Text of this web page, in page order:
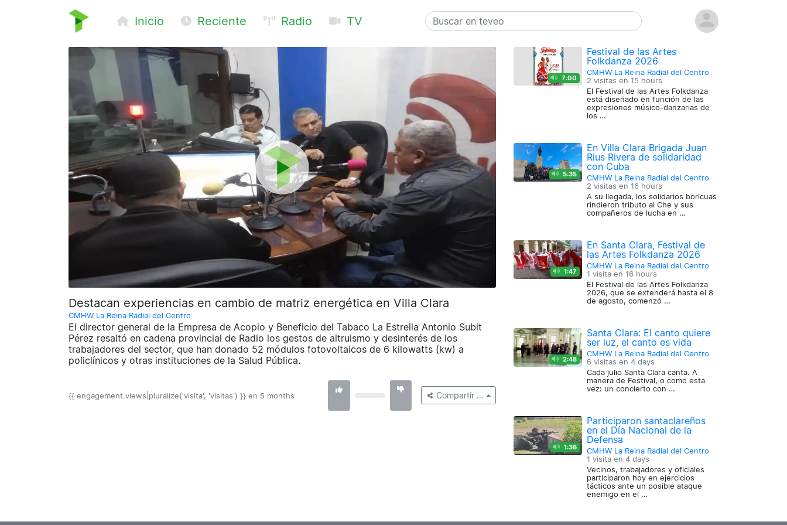
Inicio Reciente Radio TV
Destacan experiencias en cambio de matriz energética en Villa Clara
CMHW La Reina Radial del Centro
El director general de la Empresa de Acopio y Beneficio del Tabaco La Estrella Antonio Subit
Pérez resaltó en cadena provincial de Radio los gestos de altruismo y desinterés de los
trabajadores del sector, que han donado 52 módulos fotovoltaicos de 6 kilowatts (kw) a
policlínicos y otras instituciones de la Salud Pública.
{{ engagement.views|pluralize('visita', 'visitas') }} en 5 months Compartir …
7:00
Festival de las Artes
Folkdanza 2026
CMHW La Reina Radial del Centro
2 visitas en 15 hours
El Festival de las Artes Folkdanza
está diseñado en función de las
expresiones músico-danzarias de
los …
5:35
En Villa Clara Brigada Juan
Rius Rivera de solidaridad
con Cuba
CMHW La Reina Radial del Centro
2 visitas en 16 hours
A su llegada, los solidarios boricuas
rindieron tributo al Che y sus
compañeros de lucha en …
1:47
En Santa Clara, Festival de
las Artes Folkdanza 2026
CMHW La Reina Radial del Centro
1 visita en 16 hours
El Festival de las Artes Folkdanza
2026, que se extenderá hasta el 8
de agosto, comenzó …
2:48
Santa Clara: El canto quiere
ser luz, el canto es vida
CMHW La Reina Radial del Centro
6 visitas en 4 days
Cada julio Santa Clara canta. A
manera de Festival, o como esta
vez: un concierto con …
1:36
Participaron santaclareños
en el Día Nacional de la
Defensa
CMHW La Reina Radial del Centro
1 visita en 4 days
Vecinos, trabajadores y oficiales
participaron hoy en ejercicios
tácticos ante un posible ataque
enemigo en el …